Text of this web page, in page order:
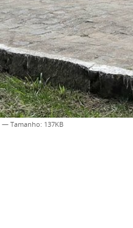
—Tamanho: 137KB